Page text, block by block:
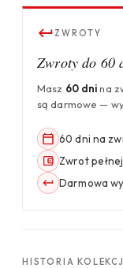
ZWROTY
Zwroty do 60
Masz 60 dnina
są darmowe —
60 dni na
Zwrot
Darmowa
HISTORIA